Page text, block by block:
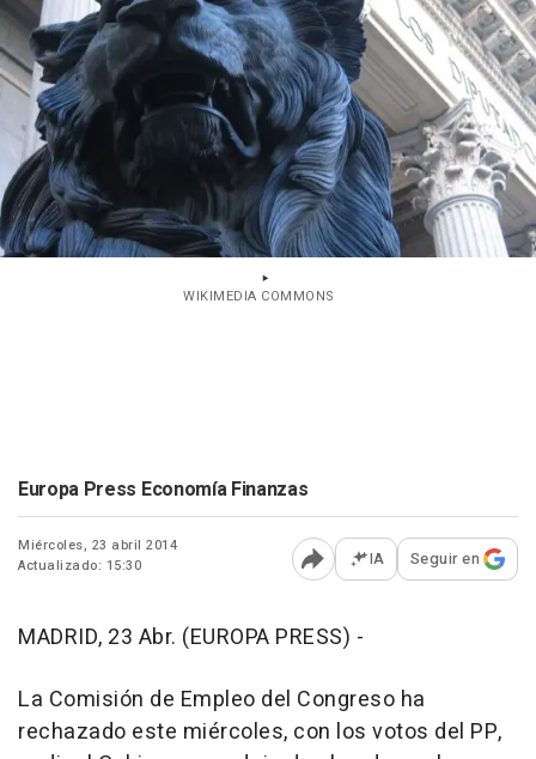
WIKIMEDIA COMMONS
Europa Press Economía Finanzas
Miércoles, 23 abril 2014
Actualizado: 15:30
Abrir opciones para
IA Seguir en
MADRID, 23 Abr. (EUROPA PRESS) -
La Comisión de Empleo del Congreso ha
rechazado este miércoles, con los votos del PP,